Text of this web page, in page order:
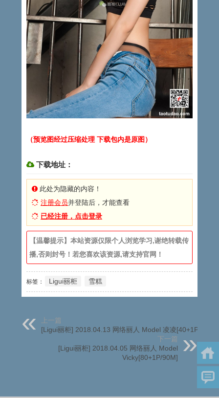
（预览图经过压缩处理 下载包内是原图）
下载地址：
此处为隐藏的内容！
注册会员并登陆后，才能查看
已经注册，点击登录
【温馨提示】本站资源仅限个人浏览学习,谢绝转载传
播,否则封号！若您喜欢该资源,请支持官网！
标签： Ligui丽柜 雪糕
上一篇
[Ligui丽柜] 2018.04.13 网络丽人 Model 凌凌[40+1P/55M]
下一篇
[Ligui丽柜] 2018.04.05 网络丽人 Model
Vicky[80+1P/90M]